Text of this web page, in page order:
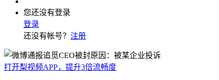
您还没有登录
登录
还没有帐号？ 注册
打开梨视频APP，提升3倍流畅度